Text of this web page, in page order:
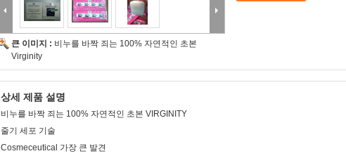
큰 이미지 : 비누를 바짝 죄는 100% 자연적인 초본
Virginity
상세 제품 설명
비누를 바짝 죄는 100% 자연적인 초본 VIRGINITY
줄기 세포 기술
Cosmeceutical 가장 큰 발견